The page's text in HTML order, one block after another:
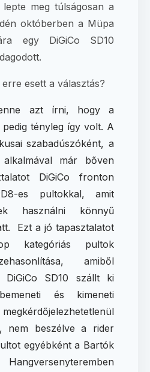
meg túlságosan a
októberben a Müpa
egy DiGiCo SD10
esett a választás?
azt írni, hogy a
tényleg így volt. A
szabadúszóként, a
már bőven
DiGiCo fronton
es pultokkal, amit
használni könnyű
Ezt a jó tapasztalatot
kategóriás pultok
amiből
SD10 szállt ki
és kimeneti
nem beszélve a rider
egyébként a Bartók